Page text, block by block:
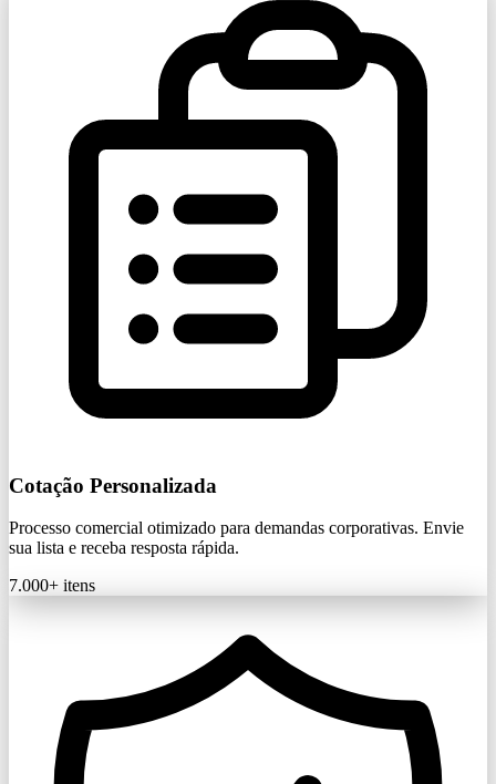
Cotação Personalizada
Processo comercial otimizado para demandas corporativas. Envie
sua lista e receba resposta rápida.
7.000+ itens